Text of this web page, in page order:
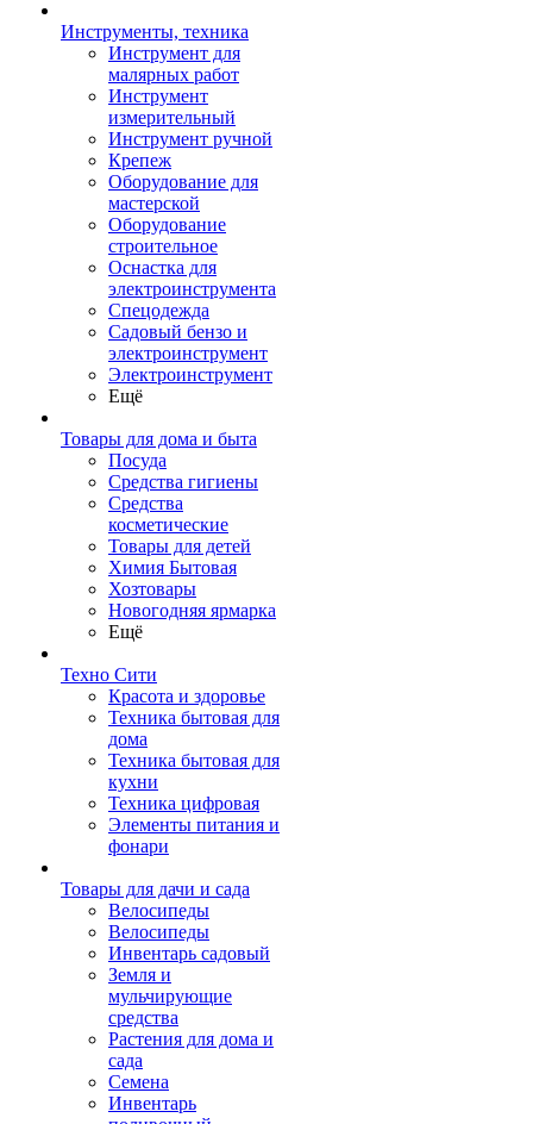
Инструменты, техника
Инструмент для
малярных работ
Инструмент
измерительный
Инструмент ручной
Крепеж
Оборудование для
мастерской
Оборудование
строительное
Оснастка для
электроинструмента
Спецодежда
Садовый бензо и
электроинструмент
Электроинструмент
Ещё
Товары для дома и быта
Посуда
Средства гигиены
Средства
косметические
Товары для детей
Химия Бытовая
Хозтовары
Новогодняя ярмарка
Ещё
Техно Сити
Красота и здоровье
Техника бытовая для
дома
Техника бытовая для
кухни
Техника цифровая
Элементы питания и
фонари
Товары для дачи и сада
Велосипеды
Велосипеды
Инвентарь садовый
Земля и
мульчирующие
средства
Растения для дома и
сада
Семена
Инвентарь